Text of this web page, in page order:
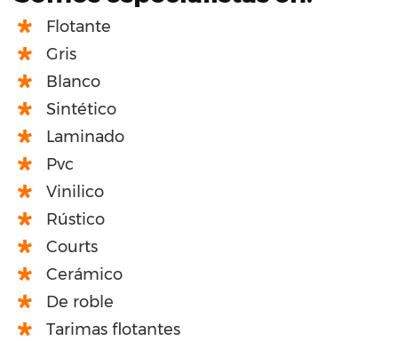
Flotante
Gris
Blanco
Sintético
Laminado
Pvc
Vinilico
Rústico
Courts
Cerámico
De roble
Tarimas flotantes